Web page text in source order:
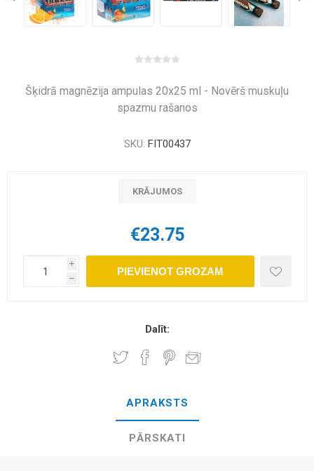
Šķidrā magnēzija ampulas 20x25 ml - Novērš muskuļu
spazmu rašanos
SKU: FIT00437
KRĀJUMOS
€23.75
i
h
PIEVIENOT GROZAM
Dalīt:
APRAKSTS
PĀRSKATI